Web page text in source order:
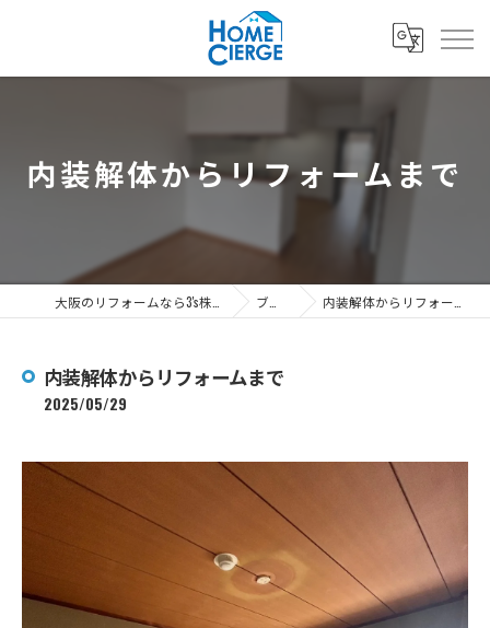
内装解体からリフォームまで
ブログ 内装解体からリフォームまで
内装解体からリフォームまで
2025/05/29